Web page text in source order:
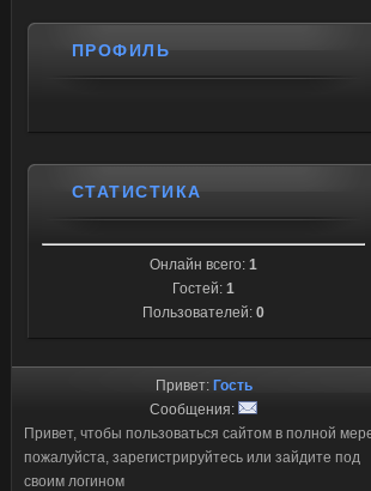
ПРОФИЛЬ
СТАТИСТИКА
Онлайн всего: 1
Гостей: 1
Пользователей: 0
Привет: Гость
Сообщения:
Привет, чтобы пользоваться сайтом в полной
пожалуйста, зарегистрируйтесь или зайдите под
своим логином